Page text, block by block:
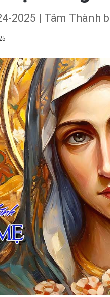
2025 | Tâm Thành